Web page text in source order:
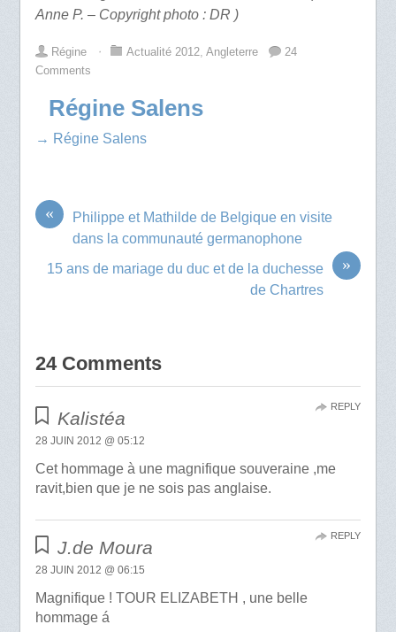
Anne P. – Copyright photo : DR )
Régine ⋅ Actualité 2012, Angleterre
24
Comments
Régine Salens
→ Régine Salens
«
Philippe et Mathilde de Belgique en visite
dans la communauté germanophone
»
15 ans de mariage du duc et de la duchesse
de Chartres
24 Comments
Kalistéa
28 JUIN 2012 @ 05:12
Cet hommage à une magnifique souveraine ,me
ravit,bien que je ne sois pas anglaise.
REPLY
J.de Moura
28 JUIN 2012 @ 06:15
Magnifique ! TOUR ELIZABETH , une belle
hommage á
REPLY